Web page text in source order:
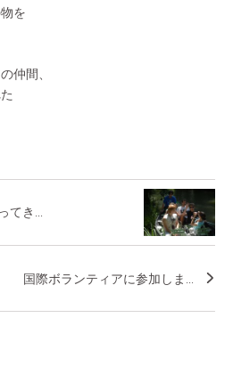
を
仲間、
てき...
国際ボランティアに参加しま...